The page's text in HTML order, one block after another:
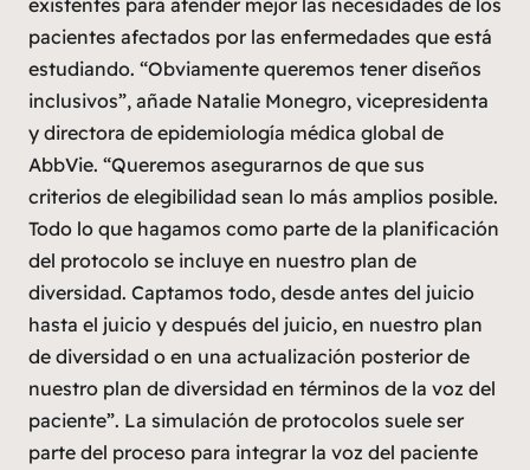
pacientes afectados por las enfermedades que está
estudiando. “Obviamente queremos tener diseños
inclusivos”, añade Natalie Monegro, vicepresidenta
y directora de epidemiología médica global de
AbbVie. “Queremos asegurarnos de que sus
criterios de elegibilidad sean lo más amplios posible.
Todo lo que hagamos como parte de la planificación
del protocolo se incluye en nuestro plan de
diversidad. Captamos todo, desde antes del juicio
hasta el juicio y después del juicio, en nuestro plan
de diversidad o en una actualización posterior de
nuestro plan de diversidad en términos de la voz del
paciente”. La simulación de protocolos suele ser
parte del proceso para integrar la voz del paciente